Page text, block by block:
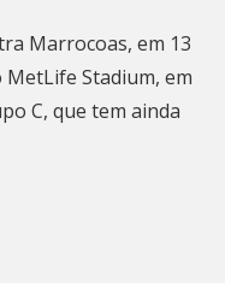
Marrocoas, em 13
Stadium, em
C, que tem ainda